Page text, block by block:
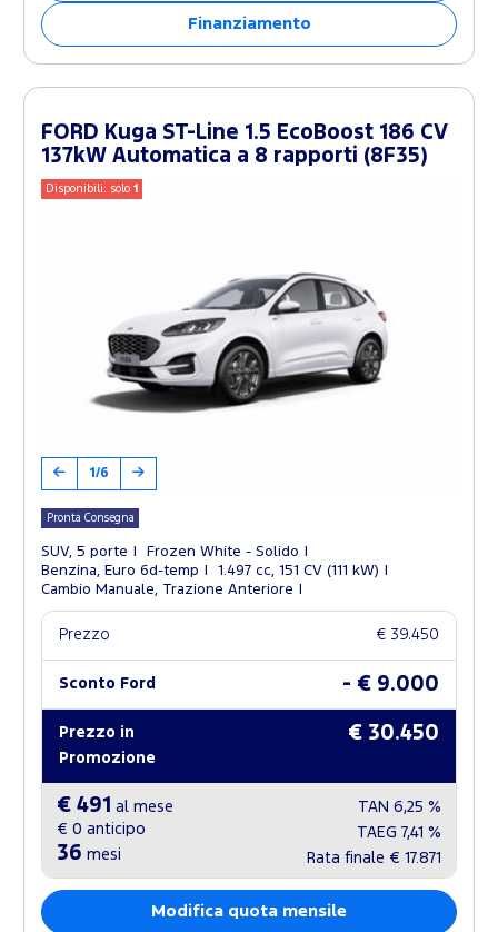
Finanziamento
FORD Kuga ST-Line 1.5 EcoBoost 186 CV
137kW Automatica a 8 rapporti (8F35)
Disponibili: solo1
1/6
Pronta Consegna
SUV, 5 porte
Frozen White - Solido
Benzina, Euro 6d-temp
1.497 cc, 151 CV (111 kW)
Cambio Manuale, Trazione Anteriore
Prezzo € 39.450
Sconto Ford - € 9.000
Prezzo in
Promozione
€ 30.450
€ 491
al mese
€ 0 anticipo
36 mesi
TAN 6,25 %
TAEG 7,41 %
Rata finale € 17.871
Modifica quota mensile